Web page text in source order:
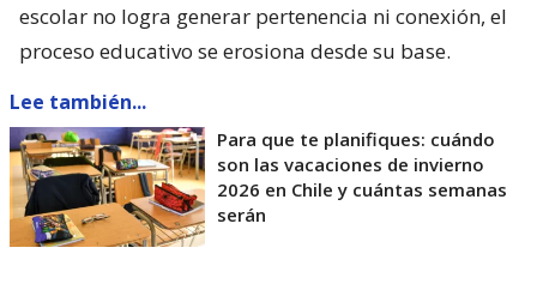
escolar no logra generar pertenencia ni conexión, el
proceso educativo se erosiona desde su base.
Lee también...
Para que te planifiques: cuándo
son las vacaciones de invierno
2026 en Chile y cuántas semanas
serán